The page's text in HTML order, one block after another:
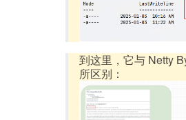
到这里，它与 Netty
所区别：